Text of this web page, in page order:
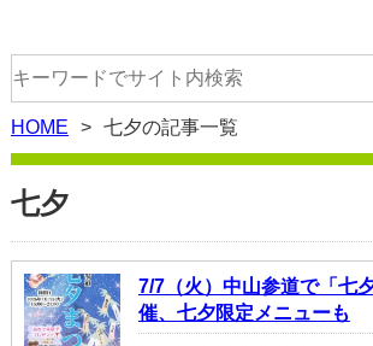
HOME 七夕の記事一覧
七夕
7/7（火）中山参道で「七
催、七夕限定メニューも